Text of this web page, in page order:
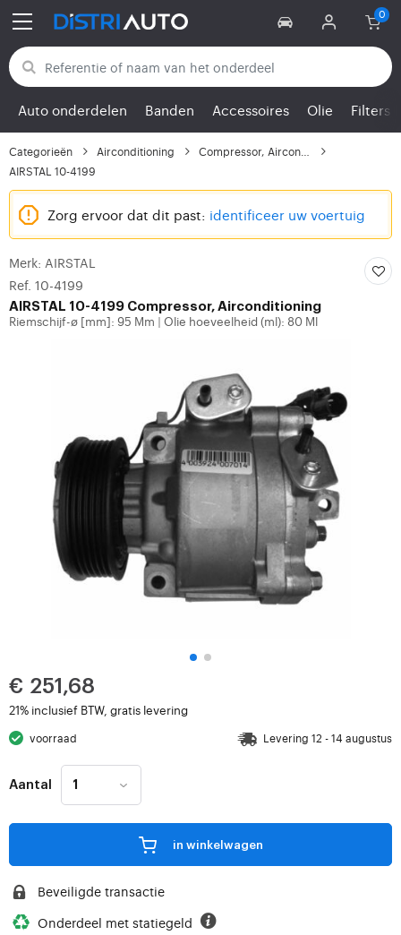
Terug naar categorieën
Auto onderdelen Banden Accessoires Olie Filters
Categorieën Airconditioning
AIRSTAL 10-4199
Zorg ervoor dat dit past: identificeer uw voertuig
Merk: AIRSTAL
Ref. 10-4199
AIRSTAL 10-4199 Compressor, Airconditioning
Riemschijf-ø [mm]: 95 Mm Olie hoeveelheid (ml): 80 Ml
€ 251,68
21% inclusief BTW, gratis levering
voorraad Levering 12 - 14 augustus
Aantal
in winkelwagen
Beveiligde transactie
Onderdeel met statiegeld